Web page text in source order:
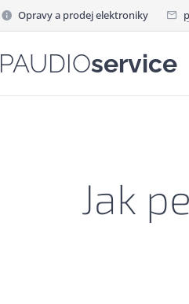
Opravy a prodej elektroniky
PAUDIOservice
Jak